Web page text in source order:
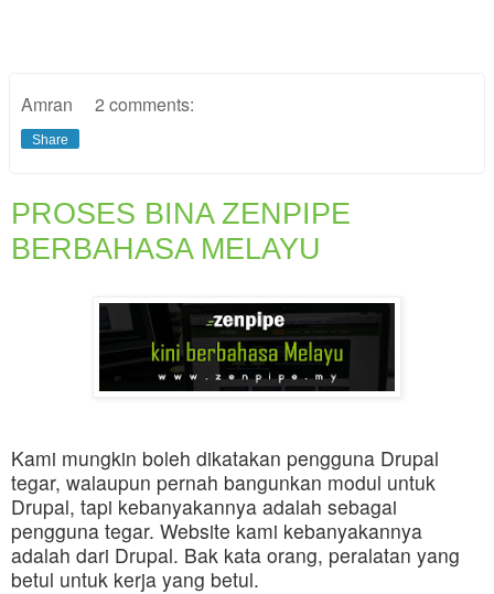
Amran 2 comments:
Share
PROSES BINA ZENPIPE
BERBAHASA MELAYU
Kami mungkin boleh dikatakan pengguna Drupal
tegar, walaupun pernah bangunkan modul untuk
Drupal, tapi kebanyakannya adalah sebagai
pengguna tegar. Website kami kebanyakannya
adalah dari Drupal. Bak kata orang, peralatan yang
betul untuk kerja yang betul.